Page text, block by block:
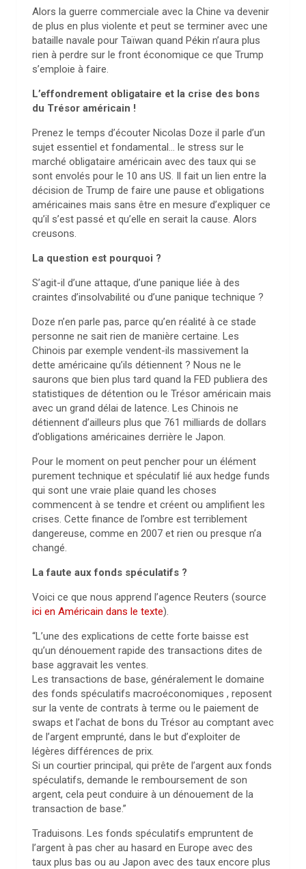
Alors la guerre commerciale avec la Chine va devenir
de plus en plus violente et peut se terminer avec une
bataille navale pour Taïwan quand Pékin n’aura plus
rien à perdre sur le front économique ce que Trump
s’emploie à faire.
L’effondrement obligataire et la crise des bons
du Trésor américain !
Prenez le temps d’écouter Nicolas Doze il parle d’un
sujet essentiel et fondamental… le stress sur le
marché obligataire américain avec des taux qui se
sont envolés pour le 10 ans US. Il fait un lien entre la
décision de Trump de faire une pause et obligations
américaines mais sans être en mesure d’expliquer ce
qu’il s’est passé et qu’elle en serait la cause. Alors
creusons.
La question est pourquoi ?
S’agit-il d’une attaque, d’une panique liée à des
craintes d’insolvabilité ou d’une panique technique ?
Doze n’en parle pas, parce qu’en réalité à ce stade
personne ne sait rien de manière certaine. Les
Chinois par exemple vendent-ils massivement la
dette américaine qu’ils détiennent ? Nous ne le
saurons que bien plus tard quand la FED publiera des
statistiques de détention ou le Trésor américain mais
avec un grand délai de latence. Les Chinois ne
détiennent d’ailleurs plus que 761 milliards de dollars
d’obligations américaines derrière le Japon.
Pour le moment on peut pencher pour un élément
purement technique et spéculatif lié aux hedge funds
qui sont une vraie plaie quand les choses
commencent à se tendre et créent ou amplifient les
crises. Cette finance de l’ombre est terriblement
dangereuse, comme en 2007 et rien ou presque n’a
changé.
La faute aux fonds spéculatifs ?
Voici ce que nous apprend l’agence Reuters (source
ici en Américain dans le texte).
“L’une des explications de cette forte baisse est
qu’un dénouement rapide des transactions dites de
base aggravait les ventes.
Les transactions de base, généralement le domaine
des fonds spéculatifs macroéconomiques , reposent
sur la vente de contrats à terme ou le paiement de
swaps et l’achat de bons du Trésor au comptant avec
de l’argent emprunté, dans le but d’exploiter de
légères différences de prix.
Si un courtier principal, qui prête de l’argent aux fonds
spéculatifs, demande le remboursement de son
argent, cela peut conduire à un dénouement de la
transaction de base.”
Traduisons. Les fonds spéculatifs empruntent de
l’argent à pas cher au hasard en Europe avec des
taux plus bas ou au Japon avec des taux encore plus